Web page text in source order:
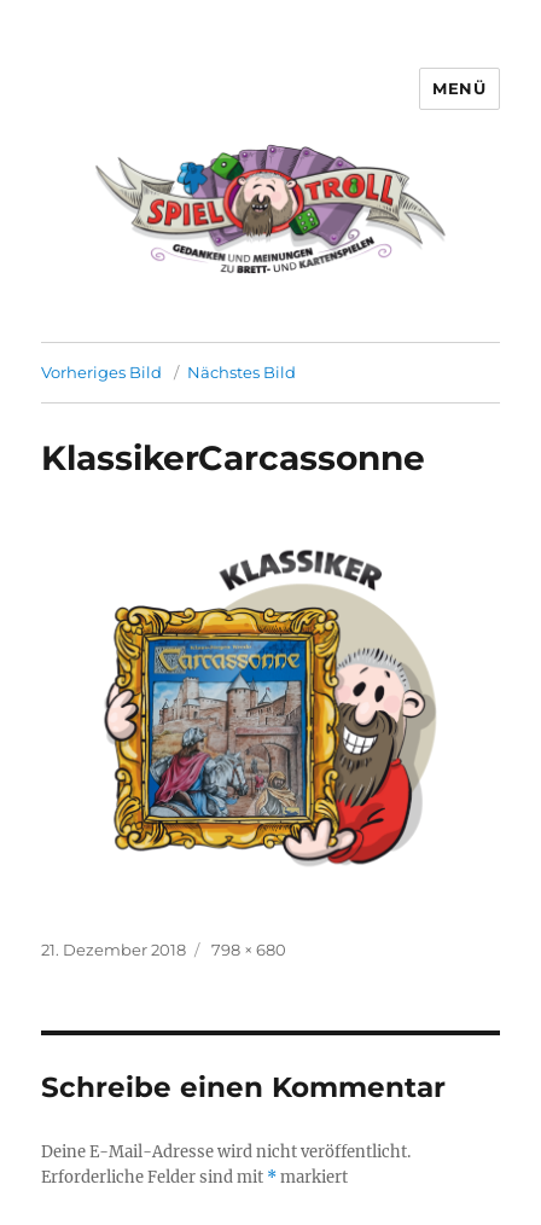
MENÜ
Vorheriges Bild Nächstes Bild
KlassikerCarcassonne
Veröffentlicht
21. Dezember 2018 Originalgröße
798 × 680
Schreibe einen Kommentar
Deine E-Mail-Adresse wird nicht veröffentlicht.
Erforderliche Felder sind mit *markiert